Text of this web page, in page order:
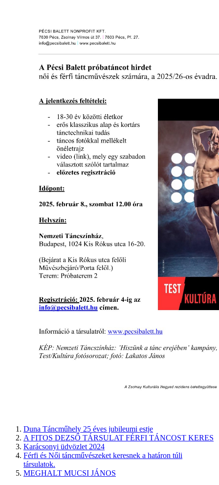
Duna Táncműhely 25 éves jubileumi estje
A FITOS DEZSŐ TÁRSULAT FÉRFI TÁNCOST KERES
Karácsonyi üdvözlet 2024
Férfi és Női táncművészeket keresnek a határon túli
társulatok.
MEGHALT MUCSI JÁNOS